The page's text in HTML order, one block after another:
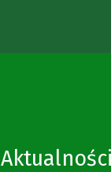
Aktualności